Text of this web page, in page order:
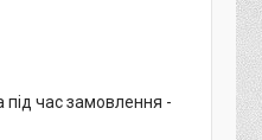
під час замовлення -